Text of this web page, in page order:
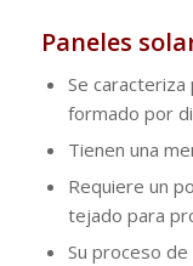
Paneles
Se caracteriza
formado por
Tienen una
Requiere un
tejado para
Su proceso